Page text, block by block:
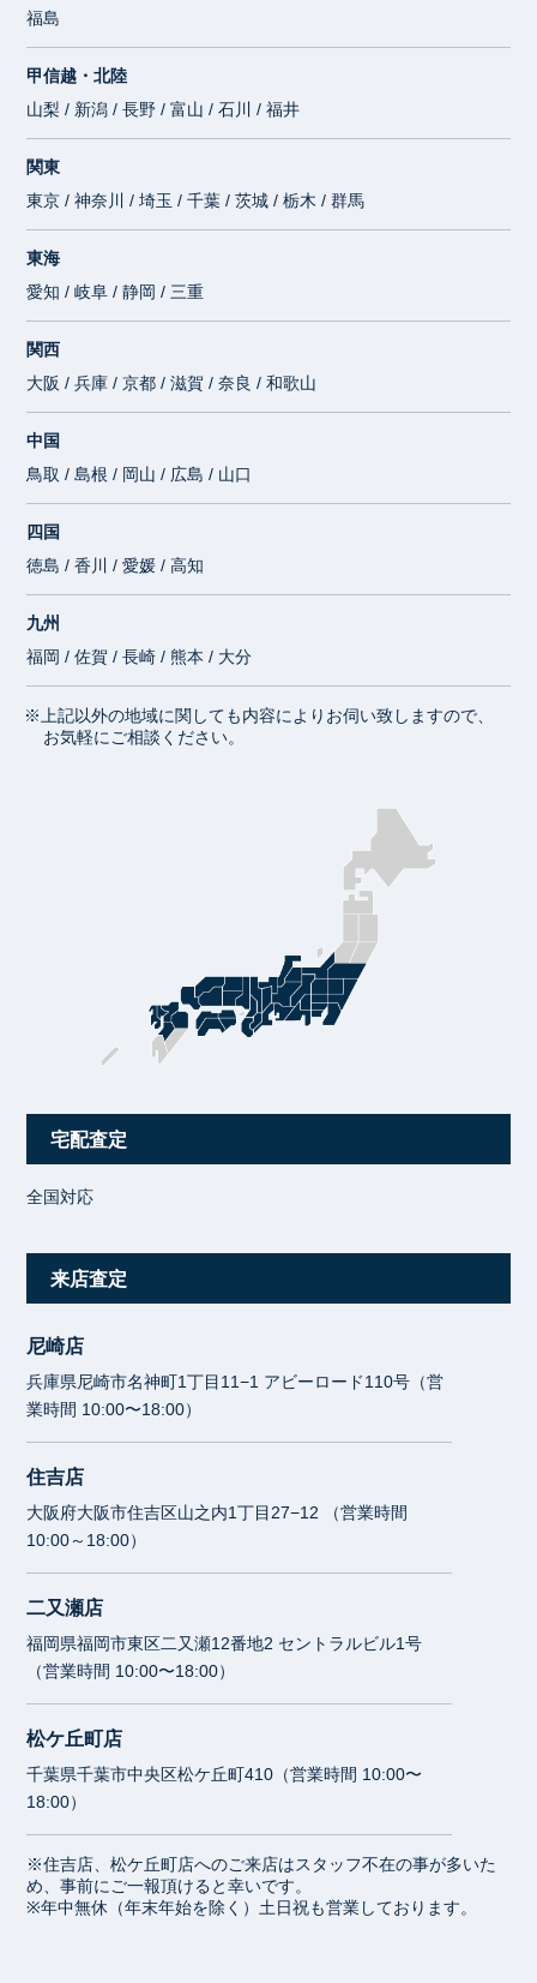
福島
甲信越・北陸
山梨 / 新潟 / 長野 / 富山 / 石川 / 福井
関東
東京 / 神奈川 / 埼玉 / 千葉 / 茨城 / 栃木 / 群馬
東海
愛知 / 岐阜 / 静岡 / 三重
関西
大阪 / 兵庫 / 京都 / 滋賀 / 奈良 / 和歌山
中国
鳥取 / 島根 / 岡山 / 広島 / 山口
四国
徳島 / 香川 / 愛媛 / 高知
九州
福岡 / 佐賀 / 長崎 / 熊本 / 大分
※上記以外の地域に関しても内容によりお伺い致しますので、
お気軽にご相談ください。
宅配査定
全国対応
来店査定
尼崎店
兵庫県尼崎市名神町1丁目11−1 アビーロード110号（営
業時間 10:00〜18:00）
住吉店
大阪府大阪市住吉区山之内1丁目27−12 （営業時間
10:00～18:00）
二又瀬店
福岡県福岡市東区二又瀬12番地2 セントラルビル1号
（営業時間 10:00〜18:00）
松ケ丘町店
千葉県千葉市中央区松ケ丘町410（営業時間 10:00〜
18:00）
※住吉店、松ケ丘町店へのご来店はスタッフ不在の事が多いた
め、事前にご一報頂けると幸いです。
※年中無休（年末年始を除く）土日祝も営業しております。